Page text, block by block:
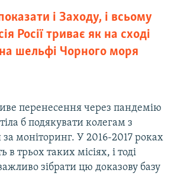
і Заходу, і всьому
Росії триває як на сході
на шельфі Чорного моря
перенесення через пандемію
б подякувати колегам з
моніторинг. У 2016-2017 роках
в трьох таких місіях, і тоді
зібрати цю доказову базу